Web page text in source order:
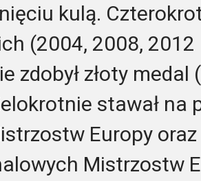
kulą.
(2004, 2008,
zdobył złoty medal
stawał na
Europy
Mistrzostw